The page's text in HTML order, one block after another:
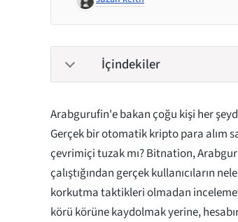
İçindekiler
Arabgurufin'e bakan çoğu kişi her
Gerçek bir otomatik kripto para alım
çevrimiçi tuzak mı? Bitnation,
çalıştığından gerçek kullanıcıların
korkutma taktikleri olmadan
körü körüne kaydolmak yerine,